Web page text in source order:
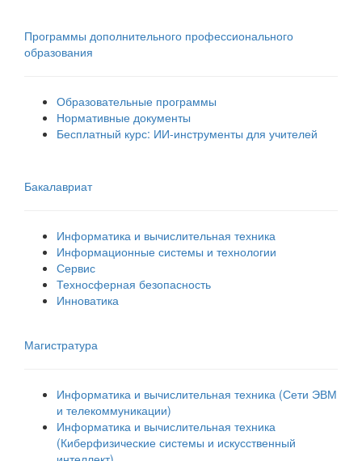
Программы дополнительного профессионального
образования
Образовательные программы
Нормативные документы
Бесплатный курс: ИИ‑инструменты для учителей
Бакалавриат
Информатика и вычислительная техника
Информационные системы и технологии
Сервис
Техносферная безопасность
Инноватика
Магистратура
Информатика и вычислительная техника (Сети ЭВМ
и телекоммуникации)
Информатика и вычислительная техника
(Киберфизические системы и искусственный